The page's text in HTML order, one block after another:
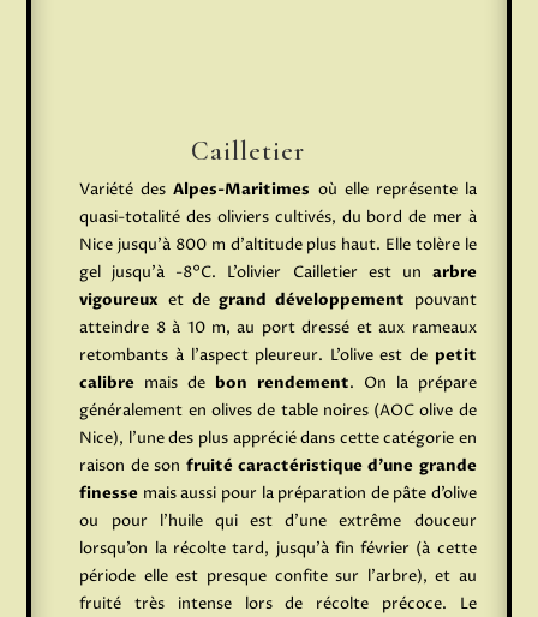
Cailletier
Variété des Alpes-Maritimes où elle représente la
quasi-totalité des oliviers cultivés, du bord de mer à
Nice jusqu’à 800 m d’altitude plus haut. Elle tolère le
gel jusqu’à -8°C. L’olivier Cailletier est un arbre
vigoureux et degrand développement pouvant
atteindre 8 à 10 m, au port dressé et aux rameaux
retombants à l’aspect pleureur. L’olive est de petit
calibre mais de bon rendement. On la prépare
généralement en olives de table noires (AOC olive de
Nice), l’une des plus apprécié dans cette catégorie en
raison de son fruité caractéristique d’une grande
finesse mais aussi pour la préparation de pâte d’olive
ou pour l’huile qui est d’une extrême douceur
lorsqu’on la récolte tard, jusqu’à fin février (à cette
période elle est presque confite sur l’arbre), et au
fruité très intense lors de récolte précoce. Le